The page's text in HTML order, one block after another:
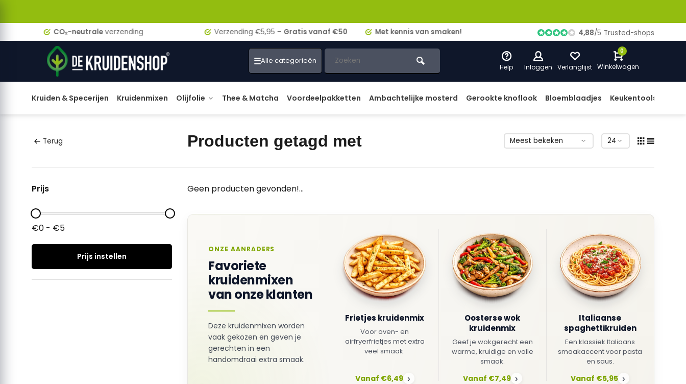
CO₂-neutraleverzending Verzending €5,95 –Gratis vanaf €50 Met kennis van smaken! 4,88/5 Trusted-shops
Alle categorieën
Help Inloggen Verlanglijst
0
Winkelwagen
Kruiden & Specerijen Kruidenmixen Olijfolie Thee & Matcha Voordeelpakketten Ambachtelijke mosterd Gerookte knoflook Bloemblaadjes Keukentools
Terug Producten getagd met
Prijs
€0 - €5
Prijs instellen
Geen producten gevonden!...
ONZE AANRADERS
Favoriete
kruidenmixen
van onze klanten
Deze kruidenmixen worden
vaak gekozen en geven je
gerechten in een
handomdraai extra smaak.
Frietjes kruidenmix
Voor oven- en
airfryerfrietjes met extra
veel smaak.
Vanaf €6,49 ›
Oosterse wok
kruidenmix
Geef je wokgerecht een
warme, kruidige en volle
smaak.
Vanaf €7,49 ›
Italiaanse
spaghettikruiden
Een klassiek Italiaans
smaakaccent voor pasta
en saus.
Vanaf €5,95 ›